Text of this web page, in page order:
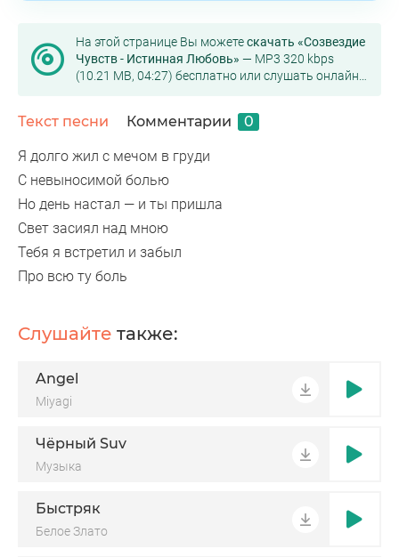
На этой странице Вы можетескачать «Созвездие
Чувств - Истинная Любовь» — MP3 320 kbps
(10.21 MB, 04:27) бесплатно или слушать онлайн
Текст песни Комментарии 0
Я долго жил с мечом в груди
С невыносимой болью
Но день настал — и ты пришла
Свет засиял над мною
Тебя я встретил и забыл
Про всю ту боль
Слушайте также:
Angel
Miyagi
Чёрный Suv
Музыка
Быстряк
Белое Злато